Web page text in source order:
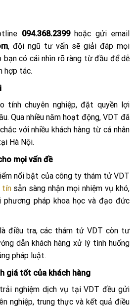
094.368.2399hoặc gửi email
, đội ngũ tư vấn sẽ giải đáp mọi
bạn có cái nhìn rõ ràng từ đầu để dễ
hợp tác.
tính chuyên nghiệp, đặt quyền lợi
Qua nhiều năm hoạt động, VDT đã
với nhiều khách hàng từ cá nhân
Hà Nội.
mọi vấn đề
nổi bật của công ty thám tử VDT
tínsẵn sàng nhận mọi nhiệm vụ khó,
pháp khoa học và đạo đức
điều tra, các thám tử VDT còn tư
dẫn khách hàng xử lý tình huống
pháp luật.
giá tốt của khách hàng
trải nghiệm dịch vụ tại VDT đều gửi
nghiệp, trung thực và kết quả điều